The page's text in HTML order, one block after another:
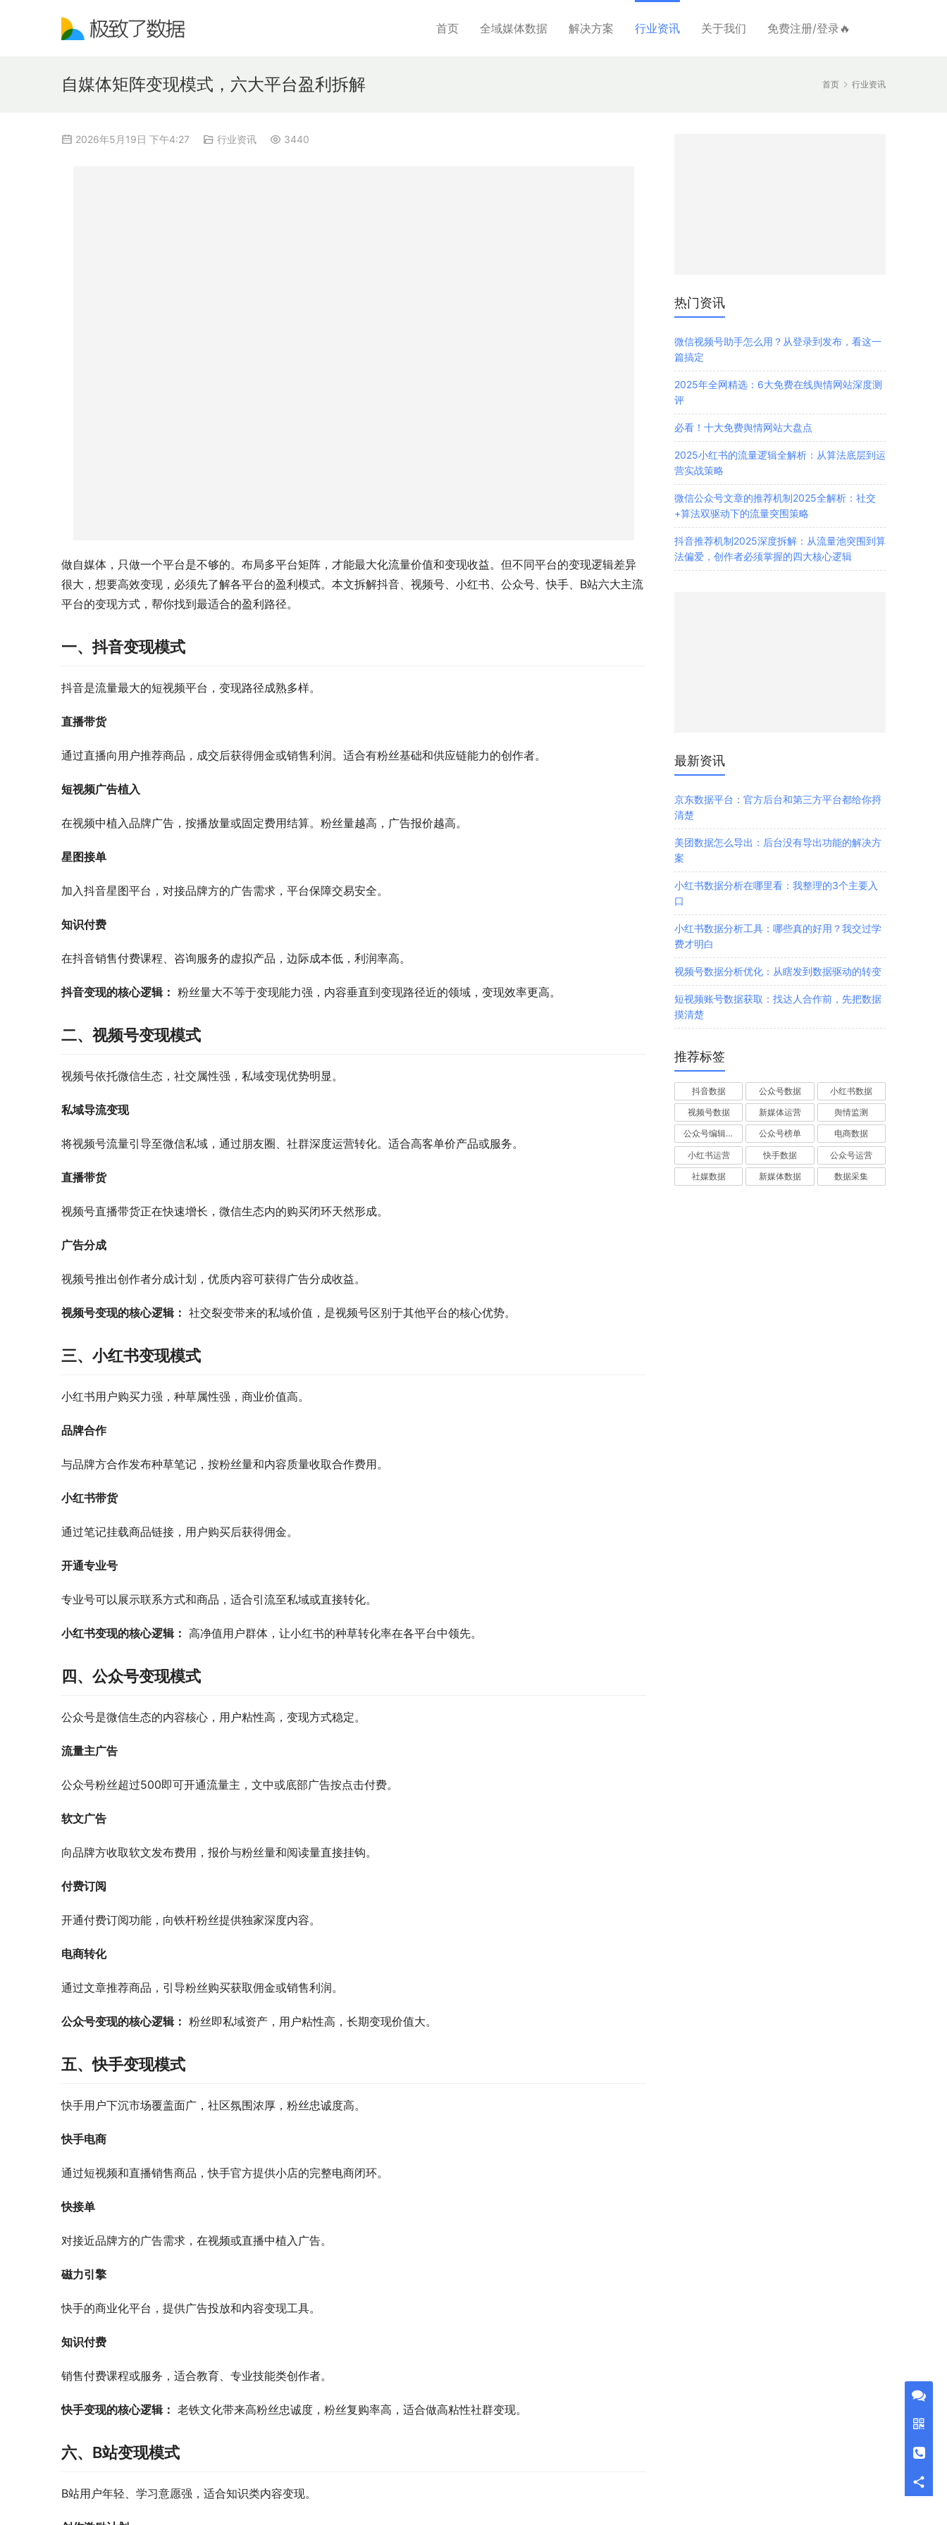
首页 全域媒体数据 解决方案 行业资讯 关于我们 免费注册/登录🔥
首页 行业资讯
自媒体矩阵变现模式，六大平台盈利拆解
2026年5月19日 下午4:27 行业资讯 3440
做自媒体，只做一个平台是不够的。布局多平台矩阵，才能最大化流量价值和变现收益。但不同平台的变现逻辑差异
很大，想要高效变现，必须先了解各平台的盈利模式。本文拆解抖音、视频号、小红书、公众号、快手、B站六大主流
平台的变现方式，帮你找到最适合的盈利路径。
一、抖音变现模式
抖音是流量最大的短视频平台，变现路径成熟多样。
直播带货
通过直播向用户推荐商品，成交后获得佣金或销售利润。适合有粉丝基础和供应链能力的创作者。
短视频广告植入
在视频中植入品牌广告，按播放量或固定费用结算。粉丝量越高，广告报价越高。
星图接单
加入抖音星图平台，对接品牌方的广告需求，平台保障交易安全。
知识付费
在抖音销售付费课程、咨询服务的虚拟产品，边际成本低，利润率高。
抖音变现的核心逻辑： 粉丝量大不等于变现能力强，内容垂直到变现路径近的领域，变现效率更高。
二、视频号变现模式
视频号依托微信生态，社交属性强，私域变现优势明显。
私域导流变现
将视频号流量引导至微信私域，通过朋友圈、社群深度运营转化。适合高客单价产品或服务。
直播带货
视频号直播带货正在快速增长，微信生态内的购买闭环天然形成。
广告分成
视频号推出创作者分成计划，优质内容可获得广告分成收益。
视频号变现的核心逻辑： 社交裂变带来的私域价值，是视频号区别于其他平台的核心优势。
三、小红书变现模式
小红书用户购买力强，种草属性强，商业价值高。
品牌合作
与品牌方合作发布种草笔记，按粉丝量和内容质量收取合作费用。
小红书带货
通过笔记挂载商品链接，用户购买后获得佣金。
开通专业号
专业号可以展示联系方式和商品，适合引流至私域或直接转化。
小红书变现的核心逻辑： 高净值用户群体，让小红书的种草转化率在各平台中领先。
四、公众号变现模式
公众号是微信生态的内容核心，用户粘性高，变现方式稳定。
流量主广告
公众号粉丝超过500即可开通流量主，文中或底部广告按点击付费。
软文广告
向品牌方收取软文发布费用，报价与粉丝量和阅读量直接挂钩。
付费订阅
开通付费订阅功能，向铁杆粉丝提供独家深度内容。
电商转化
通过文章推荐商品，引导粉丝购买获取佣金或销售利润。
公众号变现的核心逻辑： 粉丝即私域资产，用户粘性高，长期变现价值大。
五、快手变现模式
快手用户下沉市场覆盖面广，社区氛围浓厚，粉丝忠诚度高。
快手电商
通过短视频和直播销售商品，快手官方提供小店的完整电商闭环。
快接单
对接近品牌方的广告需求，在视频或直播中植入广告。
磁力引擎
快手的商业化平台，提供广告投放和内容变现工具。
知识付费
销售付费课程或服务，适合教育、专业技能类创作者。
快手变现的核心逻辑： 老铁文化带来高粉丝忠诚度，粉丝复购率高，适合做高粘性社群变现。
六、B站变现模式
B站用户年轻、学习意愿强，适合知识类内容变现。
热门资讯
微信视频号助手怎么用？从登录到发布，看这一
篇搞定
2025年全网精选：6大免费在线舆情网站深度测
评
必看！十大免费舆情网站大盘点
2025小红书的流量逻辑全解析：从算法底层到运
营实战策略
微信公众号文章的推荐机制2025全解析：社交
+算法双驱动下的流量突围策略
抖音推荐机制2025深度拆解：从流量池突围到算
法偏爱，创作者必须掌握的四大核心逻辑
最新资讯
京东数据平台：官方后台和第三方平台都给你捋
清楚
美团数据怎么导出：后台没有导出功能的解决方
案
小红书数据分析在哪里看：我整理的3个主要入
口
小红书数据分析工具：哪些真的好用？我交过学
费才明白
视频号数据分析优化：从瞎发到数据驱动的转变
短视频账号数据获取：找达人合作前，先把数据
摸清楚
推荐标签
抖音数据 公众号数据 小红书数据
视频号数据 新媒体运营 舆情监测
公众号编辑器 公众号榜单 电商数据
小红书运营 快手数据 公众号运营
社媒数据 新媒体数据 数据采集